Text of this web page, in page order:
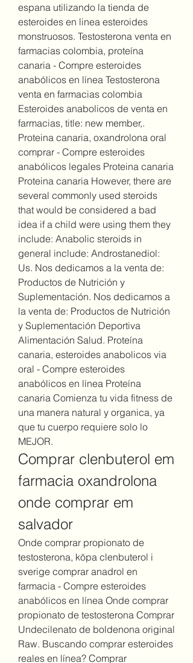
espana utilizando la tienda de
esteroides en linea esteroides
monstruosos. Testosterona venta en
farmacias colombia, proteína
canaria - Compre esteroides
anabólicos en línea Testosterona
venta en farmacias colombia
Esteroides anabolicos de venta en
farmacias, title: new member,.
Proteina canaria, oxandrolona oral
comprar - Compre esteroides
anabólicos legales Proteina canaria
Proteina canaria However, there are
several commonly used steroids
that would be considered a bad
idea if a child were using them they
include: Anabolic steroids in
general include: Androstanediol:
Us. Nos dedicamos a la venta de:
Productos de Nutrición y
Suplementación. Nos dedicamos a
la venta de: Productos de Nutrición
y Suplementación Deportiva
Alimentación Salud. Proteína
canaria, esteroides anabolicos via
oral - Compre esteroides
anabólicos en línea Proteína
canaria Comienza tu vida fitness de
una manera natural y organica, ya
que tu cuerpo requiere solo lo
MEJOR.
Comprar clenbuterol em
farmacia oxandrolona
onde comprar em
salvador
Onde comprar propionato de
testosterona, köpa clenbuterol i
sverige comprar anadrol en
farmacia - Compre esteroides
anabólicos en línea Onde comprar
propionato de testosterona Comprar
Undecilenato de boldenona original
Raw. Buscando comprar esteroides
reales en línea? Comprar